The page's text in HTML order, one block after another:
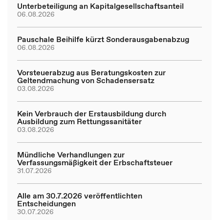
Unterbeteiligung an Kapitalgesellschaftsanteil
06.08.2026
Pauschale Beihilfe kürzt Sonderausgabenabzug
06.08.2026
Vorsteuerabzug aus Beratungskosten zur
Geltendmachung von Schadensersatz
03.08.2026
Kein Verbrauch der Erstausbildung durch
Ausbildung zum Rettungssanitäter
03.08.2026
Mündliche Verhandlungen zur
Verfassungsmäßigkeit der Erbschaftsteuer
31.07.2026
Alle am 30.7.2026 veröffentlichten
Entscheidungen
30.07.2026